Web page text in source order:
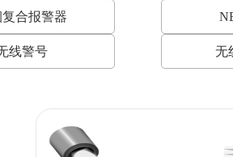
合报警器
线警号 无